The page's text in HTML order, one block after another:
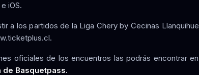
iOS.
a los partidos de la Liga Chery by Cecinas Llanquihue
oficiales de los encuentros las podrás encontrar en
de Basquetpass.